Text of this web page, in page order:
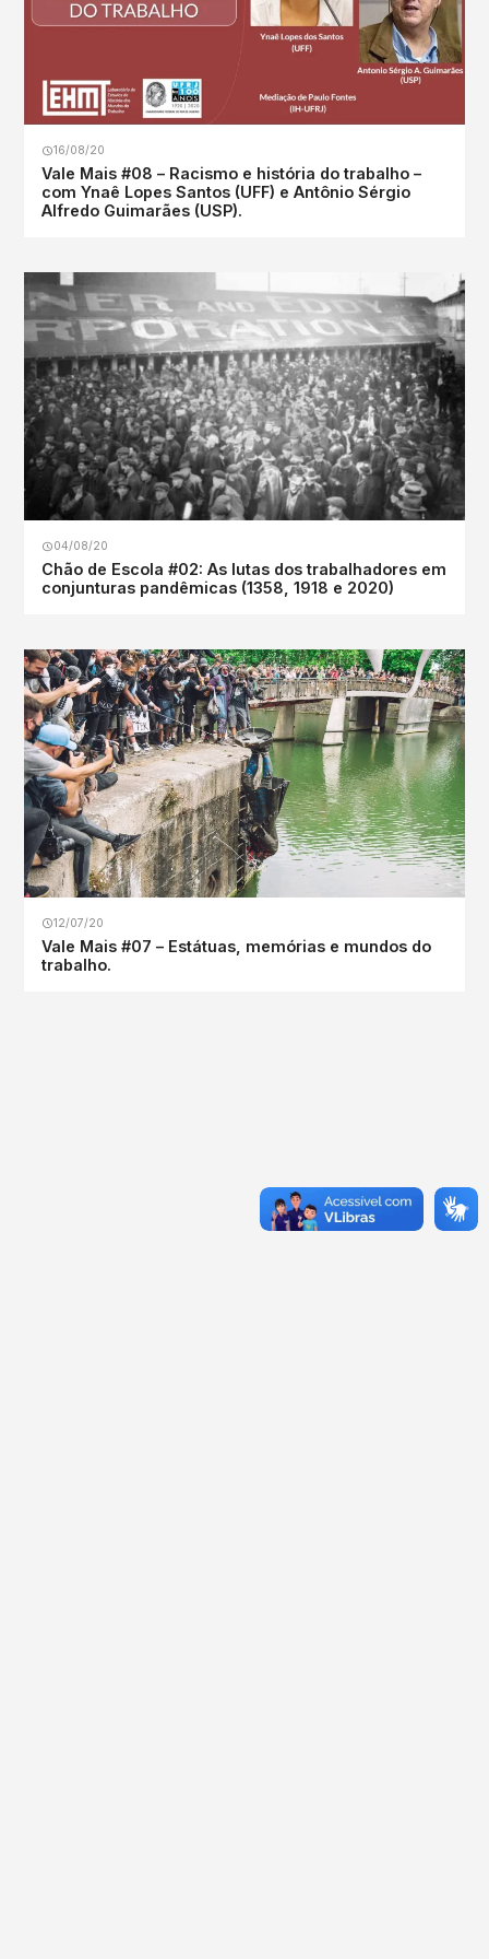
16/08/20
Vale Mais #08 – Racismo e história do trabalho –
com Ynaê Lopes Santos (UFF) e Antônio Sérgio
Alfredo Guimarães (USP).
04/08/20
Chão de Escola #02: As lutas dos trabalhadores em
conjunturas pandêmicas (1358, 1918 e 2020)
12/07/20
Vale Mais #07 – Estátuas, memórias e mundos do
trabalho.